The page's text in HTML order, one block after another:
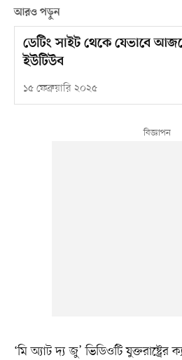
আরও পড়ুন
ডেটিং সাইট থেকে যেভাবে
ইউটিউব
১৫ ফেব্রুয়ারি ২০২৫
‘মি অ্যাট দ্য জু’ ভিডিওটি যুক্তরাষ্ট্রের